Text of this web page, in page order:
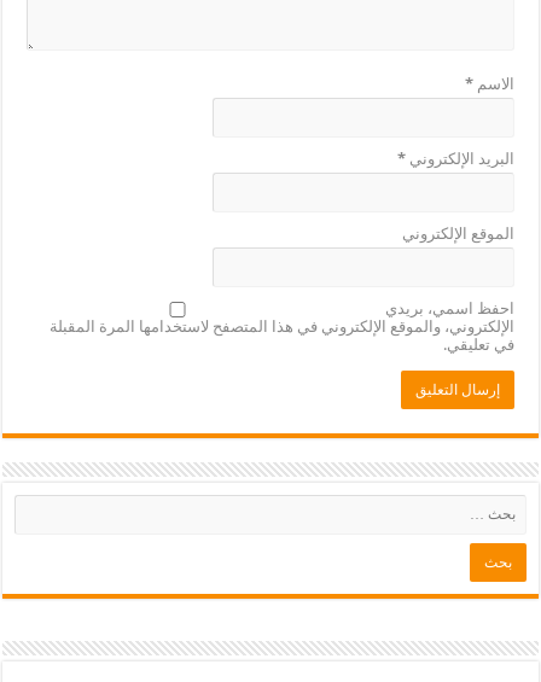
الاسم*
البريد الإلكتروني*
الموقع الإلكتروني
احفظ اسمي، بريدي
الإلكتروني، والموقع الإلكتروني في هذا المتصفح لاستخدامها المرة المقبلة
في تعليقي.